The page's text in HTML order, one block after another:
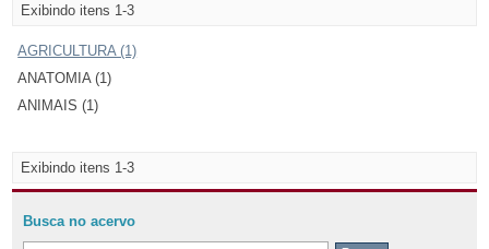
Exibindo itens 1-3
AGRICULTURA (1)
ANATOMIA (1)
ANIMAIS (1)
Exibindo itens 1-3
Busca no acervo